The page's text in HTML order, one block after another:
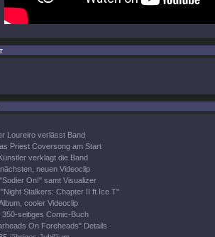
Loureiro verlässt Band
Priest Coversong am Start
verklagt die Band
neuen Videoclip
On!" samt Visualizer
Stalkers: Chapter II ft Ice T"
cooler Videoclip
350-seitiges Comic-Buch
On Foreheads" Details